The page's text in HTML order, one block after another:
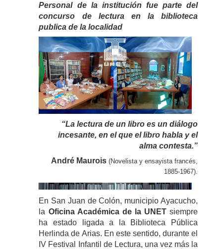
Personal de la institución fue parte del
concurso de lectura en la biblioteca
publica de la localidad
“La lectura de un libro es un diálogo
incesante, en el que el libro habla y el
alma contesta.”
André Maurois (Novelista y ensayista francés,
1885-1967).
En San Juan de Colón, municipio Ayacucho,
la Oficina Académica de la UNETsiempre
ha estado ligada a la Biblioteca Pública
Herlinda de Arias. En este sentido, durante el
IV Festival Infantil de Lectura, una vez más la